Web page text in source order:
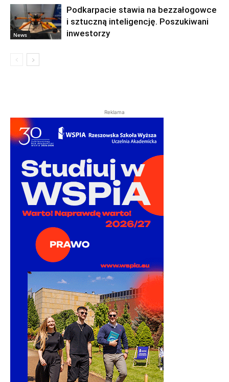
News
Podkarpacie stawia na bezzałogowce
i sztuczną inteligencję. Poszukiwani
inwestorzy
Reklama